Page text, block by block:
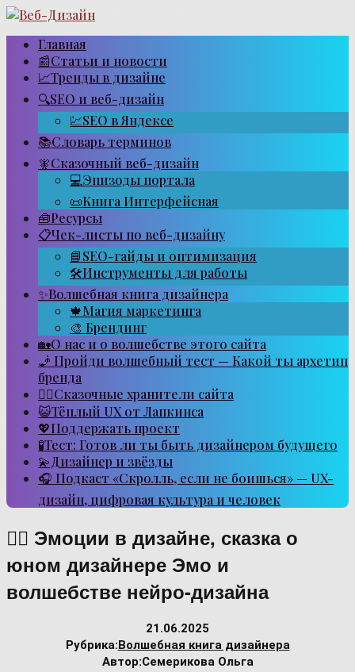
Перейти
контентуГлавная
📰Статьи и новости
📈Тренды в дизайне
🔍SEO и веб-дизайн
💹SEO в Яндексе
📚Словарь терминов
🧚Сказочный веб-дизайн
💻Эпизоды портала
📜Книга Интерфейсная
🧰Ресурсы
📋Чек-листы по веб-дизайну
📘SEO-гайды и оптимизация
🛠Инструменты для работы
✨Волшебная книга дизайнера
🍁Магия маркетинга
🎨 Брендинг
🏡О нас и о волшебстве этого сайта
🧞 Пройди волшебный тест — Какой ты архетип
бренда
🧙‍♂️Сказочные хранители сайта
😺Тёплый UX от Лапкинса
💖Поддержать проект
🧪Тест: Готов ли ты быть дизайнером будущего
💫Дизайнер и звёзды
🎧 Подкаст «Скролль, если не боишься» — UX-
дизайн, цифровая культура и человек
🧙‍♂️ Эмоции в дизайне, сказка о
юном дизайнере Эмо и
волшебстве нейро-дизайна
21.06.2025
Рубрика:Волшебная книга дизайнера
Автор:Семерикова Ольга